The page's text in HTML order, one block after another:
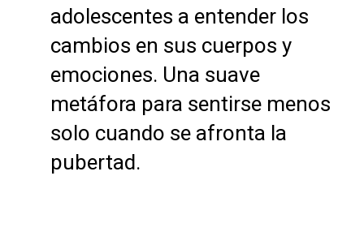
adolescentes a entender los
cambios en sus cuerpos y
emociones. Una suave
metáfora para sentirse menos
solo cuando se afronta la
pubertad.